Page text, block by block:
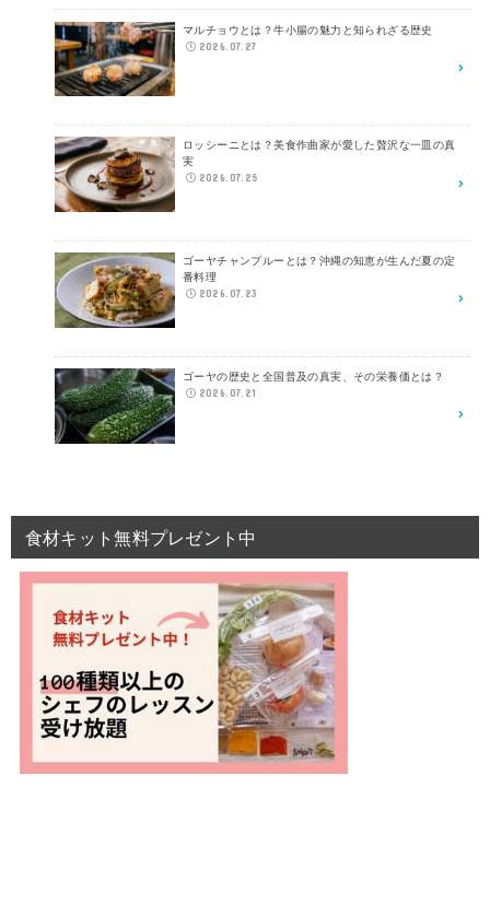
マルチョウとは？牛小腸の魅力と知られざる歴史
2026.07.27
ロッシーニとは？美食作曲家が愛した贅沢な一皿の真
実
2026.07.25
ゴーヤチャンプルーとは？沖縄の知恵が生んだ夏の定
番料理
2026.07.23
ゴーヤの歴史と全国普及の真実、その栄養価とは？
2026.07.21
食材キット無料プレゼント中